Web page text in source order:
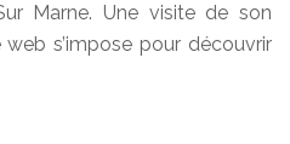
Marne. Une visite de son
s’impose pour découvrir